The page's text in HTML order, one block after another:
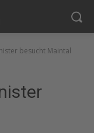
besucht Maintal